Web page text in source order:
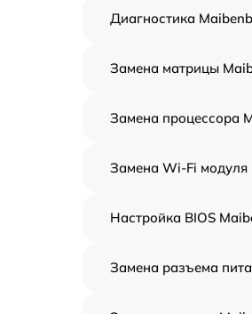
Диагностика
Замена матрицы
Замена процессора
Замена Wi-Fi модуля
Настройка BIOS
Замена разъема